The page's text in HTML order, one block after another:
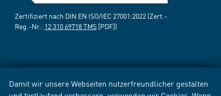
Damit wir unsere Webseiten nutzerfreundlicher gestalten
Zertifiziert nach DIN EN ISO/IEC 27001:2022 (Zert.-
Reg.-Nr.: 12 310 69718 TMS [PDF])